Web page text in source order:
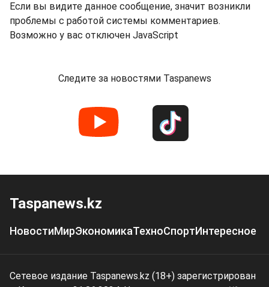
Если вы видите данное сообщение, значит возникли
проблемы с работой системы комментариев.
Возможно у вас отключен JavaScript
Следите за новостями Taspanews
Taspanews.kz
НовостиМирЭкономикаТехноСпортИнтересное
Сетевое издание Taspanews.kz (18+) зарегистрирован